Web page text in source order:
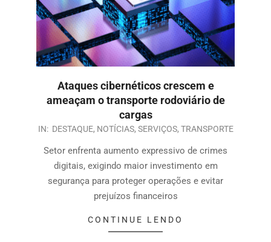
Ataques cibernéticos crescem e
ameaçam o transporte rodoviário de
cargas
IN: DESTAQUE, NOTÍCIAS, SERVIÇOS, TRANSPORTE
Setor enfrenta aumento expressivo de crimes
digitais, exigindo maior investimento em
segurança para proteger operações e evitar
prejuízos financeiros
CONTINUE LENDO